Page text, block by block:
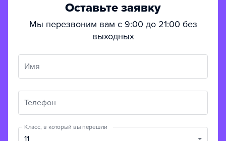
Оставьте заявку
Мы перезвоним вам с 9:00 до 21:00 без
выходных
Имя
Телефон
Класс, в который вы перешли
11